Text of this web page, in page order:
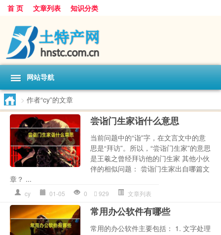
首 页 文章列表 知识分类
网站导航
> 作者“cy”的文章
尝诣门生家诣什么意思
当前问题中的“诣”字，在文言文中的意
思是“拜访”。所以，“尝诣门生家”的意思
是王羲之曾经拜访他的门生家 其他小伙
伴的相似问题： 尝诣门生家出自哪篇文
章？ ...
cy 01-05 0 929 文章列表
常用办公软件有哪些
常用的办公软件主要包括： 1. 文字处理